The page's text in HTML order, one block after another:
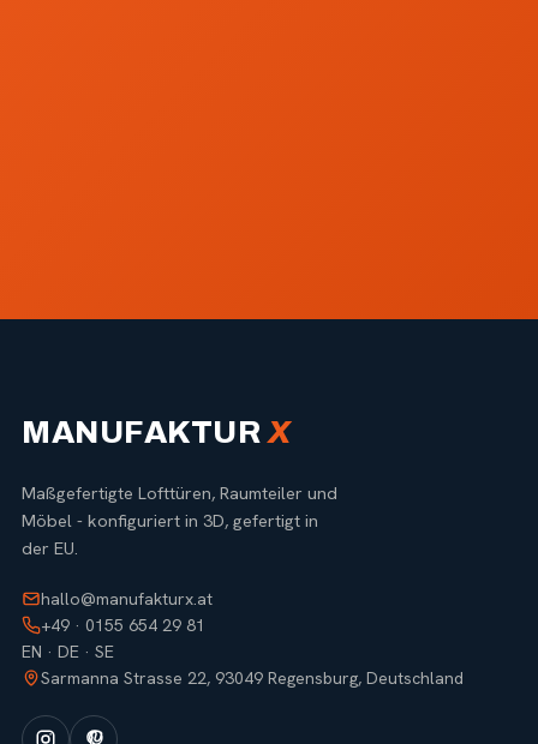
MANUFAKTUR X
Maßgefertigte Lofttüren, Raumteiler und
Möbel - konfiguriert in 3D, gefertigt in
der EU.
hallo@manufakturx.at
+49 · 0155 654 29 81
EN · DE · SE
Sarmanna Strasse 22, 93049 Regensburg, Deutschland